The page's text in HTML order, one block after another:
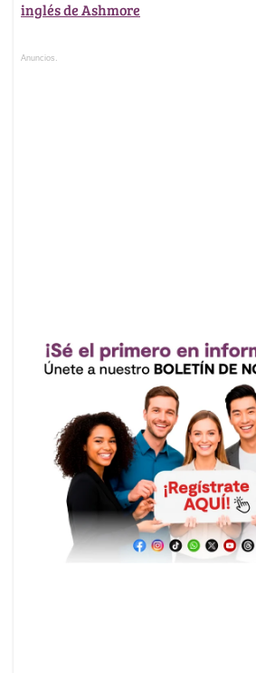
inglés de Ashmore
Anuncios.